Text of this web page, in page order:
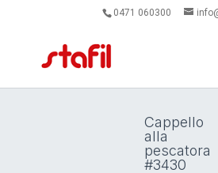
0471 060300
Cappello
alla
pescatora
#3430